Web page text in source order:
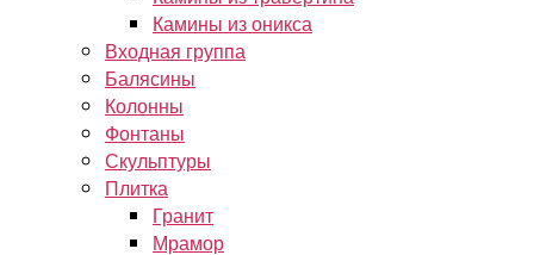
Камины из оникса
Входная группа
Балясины
Колонны
Фонтаны
Скульптуры
Плитка
Гранит
Мрамор